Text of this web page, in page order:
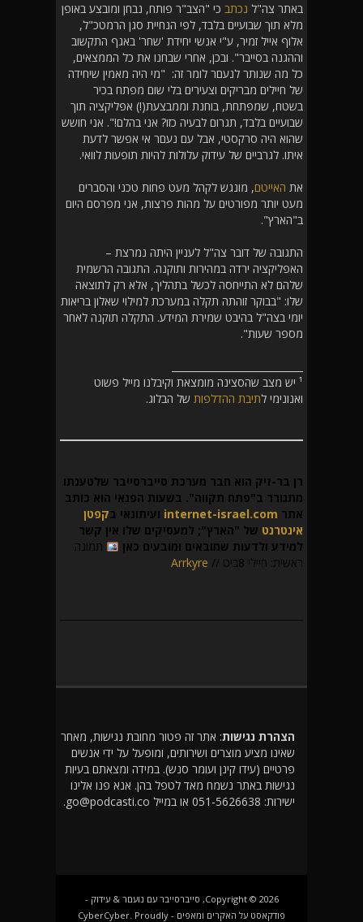
באתר צה"ל נכתב כי "הצב"ר פותח, נבחן ומובצע באופן
מלא תוך שבועיים בלבד, לפי הנחיית סגן הרמטכ"ל,
אלוף אייל זמיר, ע"י אנשי יחידת 'שחר' באגף התקשוב
וההגנה בסייבר". ובכן, אחרי שבחנו את כל הממצאים,
כל מה שנותר לנעםר לומר זה: "מי היה מאמין שיחידה
של חיילים מבריקים וצעירים בלי שום מפתח בכיר
בשטח, שמפתחת, בוחנת וממבצעת(!) אפליקציה תוך
שבועיים בלבד, תגרום לבעיה כזו? אני בהלם!". אני חושש
שהוא היה סרקסטי, אבל עם נעםר אי אפשר לדעת
איתו. לגרביים של עידוק עלולות להיות תופעות לוואי.
את האייטם, מונגש לקהל מעט פחות טכני והסברים
מעט יותר מפורטים על מהות פרצות, אני מפרסם היום
ב"הארץ".
התגובה של דובר צה"ל לעניין היתה נמרצת –
האפליקציה ירדה במהירות ותוקנה. התגובה הרשמית
שלהם לא התייחסה לכשל בתהליך, אלא רק לתוצאה
שלו: "בבוקר זוהתה תקלה במערכת למילוי שאלון בריאות
יומי בצה"ל בהיבט שמירת המידע. התקלה תוקנה לאחר
מספר שעות".
¹ יש מצב שהסצינה מומצאת וקיבלנו מייל פשוט
ואנונימי לתיבת ההדלפות של הבלוג.
רן בר-זיק הוא חבר מערכת סייברסייבר שלטענתו
מתגורר ב"פתח תקווה". בשעות הפנאי הוא כותב
אתר internet-israel.com ועיתונאי בקפטן
אינטרנט של "הארץ"; למעסיקים שלו אין קשר
למידע ולדעות שמובאים ומובעים כאן
תמונה
ראשית: חיילי 8ביט //
Arrkyre
הצהרת נגישות: אתר זה פטור מחובת נגישות, מאחר
שאינו מציע מוצרים ושירותים, ומופעל על ידי אנשים
פרטיים (עידו קינן ועומר סנש). במידה ומצאתם בעיות
נגישות באתר נשמח מאד לטפל בהן. אנא פנו אלינו
ישירות: 051-5626638 או במייל go@podcasti.co.
Copyright © 2026, סייברסייבר עם נועםר & עידוק -
פודקאסט על האקרים ומאפים - CyberCyber. Proudly